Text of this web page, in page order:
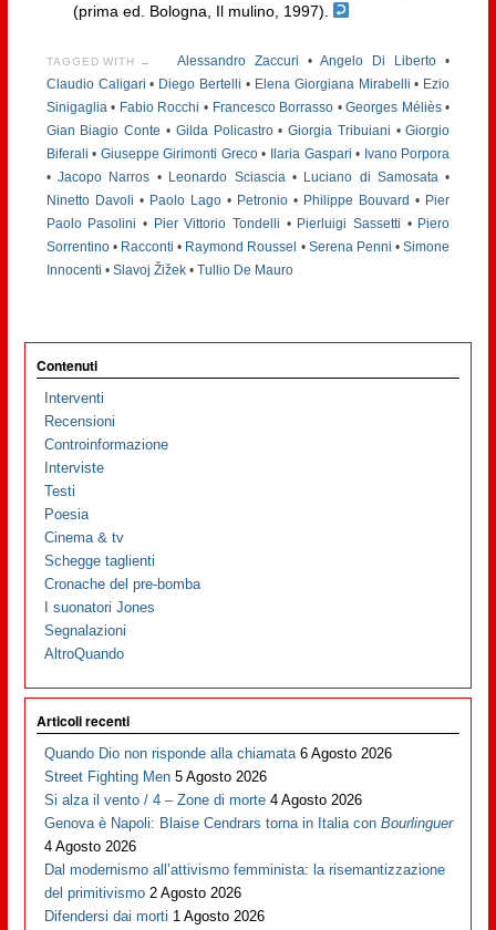
(prima ed. Bologna, Il mulino, 1997).
TAGGED WITH → Alessandro Zaccuri •Angelo Di Liberto •
Claudio Caligari • Diego Bertelli • Elena Giorgiana Mirabelli • Ezio
Sinigaglia • Fabio Rocchi • Francesco Borrasso •Georges Méliès•
Gian Biagio Conte • Gilda Policastro•Giorgia Tribuiani •Giorgio
Biferali • Giuseppe Girimonti Greco• Ilaria Gaspari • Ivano Porpora
•Jacopo Narros • Leonardo Sciascia • Luciano di Samosata •
Ninetto Davoli • Paolo Lago• Petronio • Philippe Bouvard • Pier
Paolo Pasolini • Pier Vittorio Tondelli • Pierluigi Sassetti • Piero
Sorrentino• Racconti • Raymond Roussel • Serena Penni •Simone
Innocenti • Slavoj Žižek• Tullio De Mauro
Contenuti
Interventi
Recensioni
Controinformazione
Interviste
Testi
Poesia
Cinema & tv
Schegge taglienti
Cronache del pre-bomba
I suonatori Jones
Segnalazioni
AltroQuando
Articoli recenti
Quando Dio non risponde alla chiamata 6 Agosto 2026
Street Fighting Men 5 Agosto 2026
Si alza il vento / 4 – Zone di morte 4 Agosto 2026
Genova è Napoli: Blaise Cendrars torna in Italia conBourlinguer
4 Agosto 2026
Dal modernismo all’attivismo femminista: la risemantizzazione
del primitivismo 2 Agosto 2026
Difendersi dai morti 1 Agosto 2026